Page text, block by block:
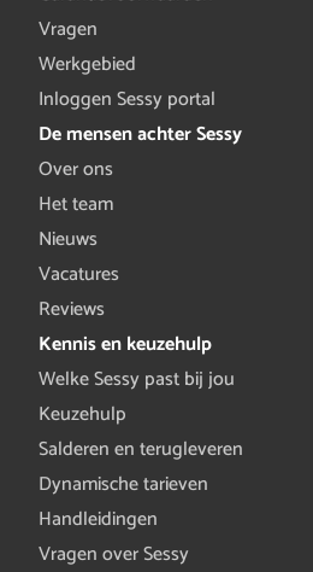
Vragen
Werkgebied
Inloggen Sessy portal
De mensen achter Sessy
Over ons
Het team
Nieuws
Vacatures
Reviews
Kennis en keuzehulp
Welke Sessy past bij jou
Keuzehulp
Salderen en terugleveren
Dynamische tarieven
Handleidingen
Vragen over Sessy